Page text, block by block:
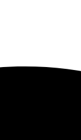
Интерфейс
и